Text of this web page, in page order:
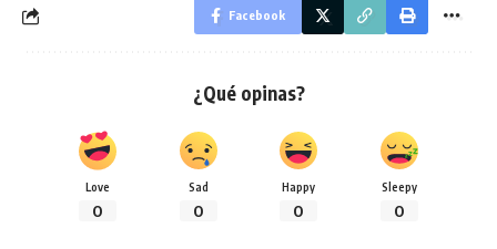
Facebook
¿Qué opinas?
Love
0
Sad
0
Happy
0
Sleepy
0